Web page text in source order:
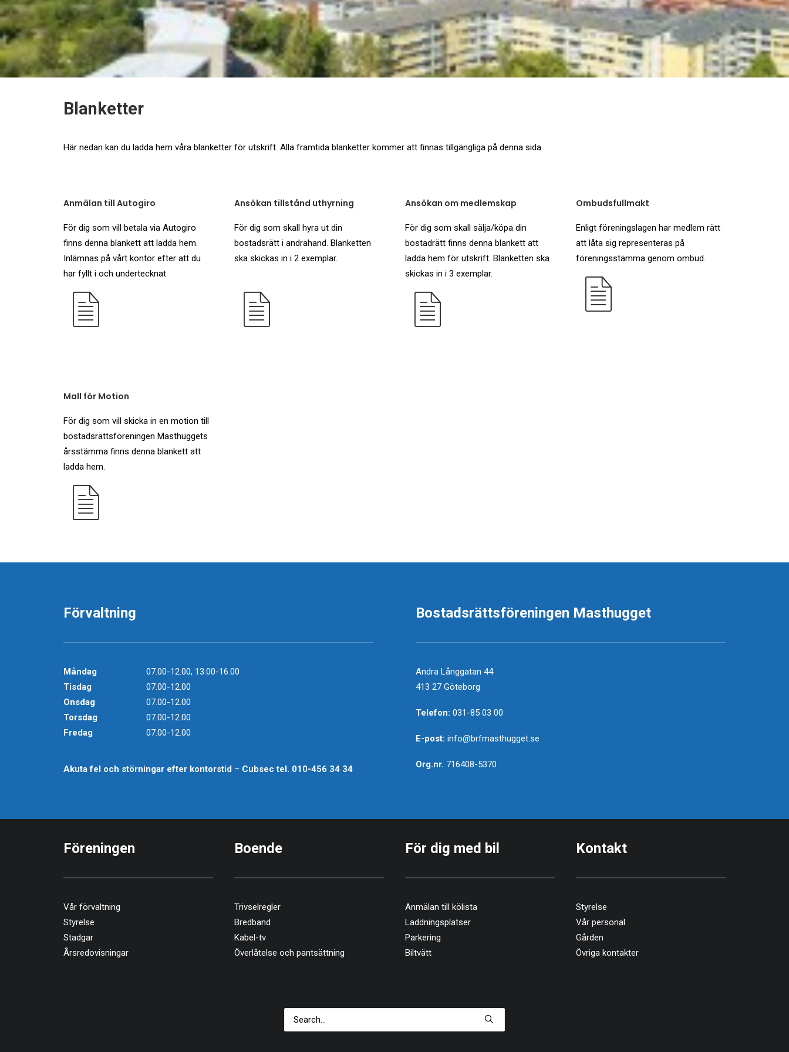
Blanketter
Här nedan kan du ladda hem våra blanketter för utskrift. Alla framtida blanketter kommer att finnas tillgängliga på denna sida.
Anmälan till Autogiro
För dig som vill betala via Autogiro
finns denna blankett att ladda hem.
Inlämnas på vårt kontor efter att du
har fyllt i och undertecknat
Ansökan tillstånd uthyrning
För dig som skall hyra ut din
bostadsrätt i andrahand. Blanketten
ska skickas in i 2 exemplar.
Ansökan om medlemskap
För dig som skall sälja/köpa din
bostadrätt finns denna blankett att
ladda hem för utskrift. Blanketten ska
skickas in i 3 exemplar.
Ombudsfullmakt
Enligt föreningslagen har medlem rätt
att låta sig representeras på
föreningsstämma genom ombud.
Mall för Motion
För dig som vill skicka in en motion till
bostadsrättsföreningen Masthuggets
årsstämma finns denna blankett att
ladda hem.
Förvaltning
Måndag
Tisdag
Onsdag
Torsdag
Fredag
07.00-12.00, 13.00-16.00
07.00-12.00
07.00-12.00
07.00-12.00
07.00-12.00
Akuta fel och störningar efter kontorstid – Cubsec tel. 010-456 34 34
Bostadsrättsföreningen Masthugget
Andra Långgatan 44
413 27 Göteborg
Telefon: 031-85 03 00
E-post: info@brfmasthugget.se
Org.nr. 716408-5370
Föreningen
Vår förvaltning
Styrelse
Stadgar
Årsredovisningar
Boende
Trivselregler
Bredband
Kabel-tv
Överlåtelse och pantsättning
För dig med bil
Anmälan till kölista
Laddningsplatser
Parkering
Biltvätt
Kontakt
Styrelse
Vår personal
Gården
Övriga kontakter